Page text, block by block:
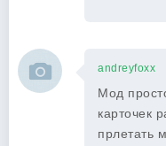
andreyfoxx
Мод
карточек
прлетать